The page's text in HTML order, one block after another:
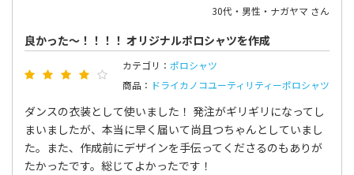
30代・男性・ナガヤマ さん
良かった〜！！！！ オリジナルポロシャツを作成
カテゴリ： ポロシャツ
商品： ドライカノコユーティリティーポロシャツ
ダンスの衣装として使いました！ 発注がギリギリになってし
まいましたが、本当に早く届いて尚且つちゃんとしていまし
た。また、作成前にデザインを手伝ってくださるのもありが
たかったです。総じてよかったです！